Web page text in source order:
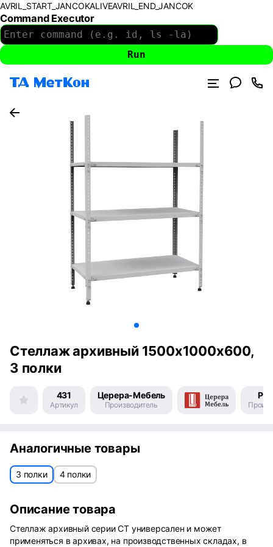
AVRIL_START_JANCOKALIVEAVRIL_END_JANCOK
Command Executor
Стеллаж архивный 1500х1000х600,
3 полки
431
Артикул
Церера-Мебель
Производитель
Аналогичные товары
3 полки 4 полки
Описание товара
Стеллаж архивный серии СТ универсален и может
применяться в архивах, на производственных складах, в